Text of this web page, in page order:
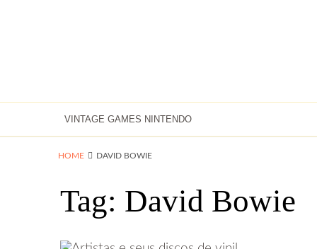
VINTAGE GAMES NINTENDO
HOME DAVID BOWIE
Tag: David Bowie